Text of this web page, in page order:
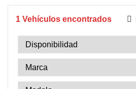
1 Vehículos encontrados